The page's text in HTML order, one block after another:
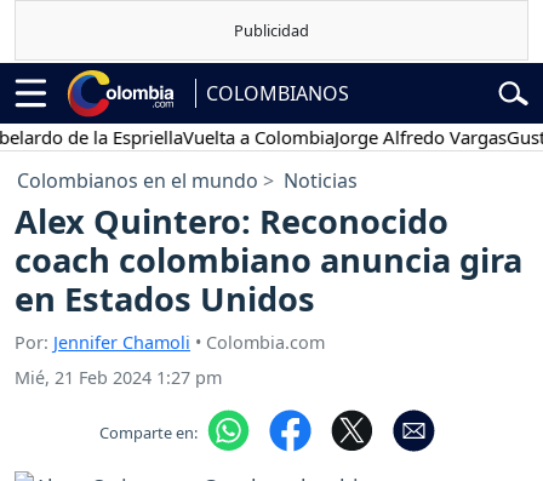
COLOMBIANOS
de la EspriellaVuelta a ColombiaJorge Alfredo VargasGustavo
Colombianos en el mundo Noticias
Alex Quintero: Reconocido
coach colombiano anuncia gira
en Estados Unidos
Por: Jennifer Chamoli • Colombia.com
Mié, 21 Feb 2024 1:27 pm
Comparte en: